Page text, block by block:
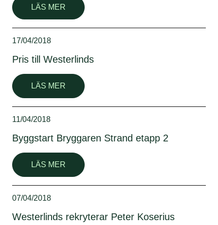
LÄS MER
17/04/2018
Pris till Westerlinds
LÄS MER
11/04/2018
Byggstart Bryggaren Strand etapp 2
LÄS MER
07/04/2018
Westerlinds rekryterar Peter Koserius